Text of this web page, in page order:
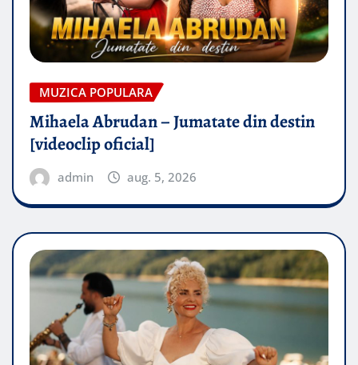
MUZICA POPULARA
Mihaela Abrudan – Jumatate din destin
[videoclip oficial]
admin aug. 5, 2026